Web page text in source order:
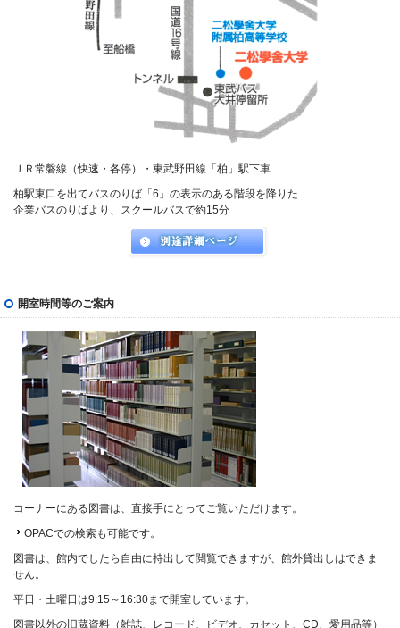
ＪＲ常磐線（快速・各停）・東武野田線「柏」駅下車
柏駅東口を出てバスのりば「6」の表示のある階段を降りた
企業バスのりばより、スクールバスで約15分
開室時間等のご案内
コーナーにある図書は、直接手にとってご覧いただけます。
OPACでの検索も可能です。
図書は、館内でしたら自由に持出して閲覧できますが、館外貸出しはできま
せん。
平日・土曜日は9:15～16:30まで開室しています。
図書以外の旧蔵資料（雑誌、レコード、ビデオ、カセット、CD、愛用品等）